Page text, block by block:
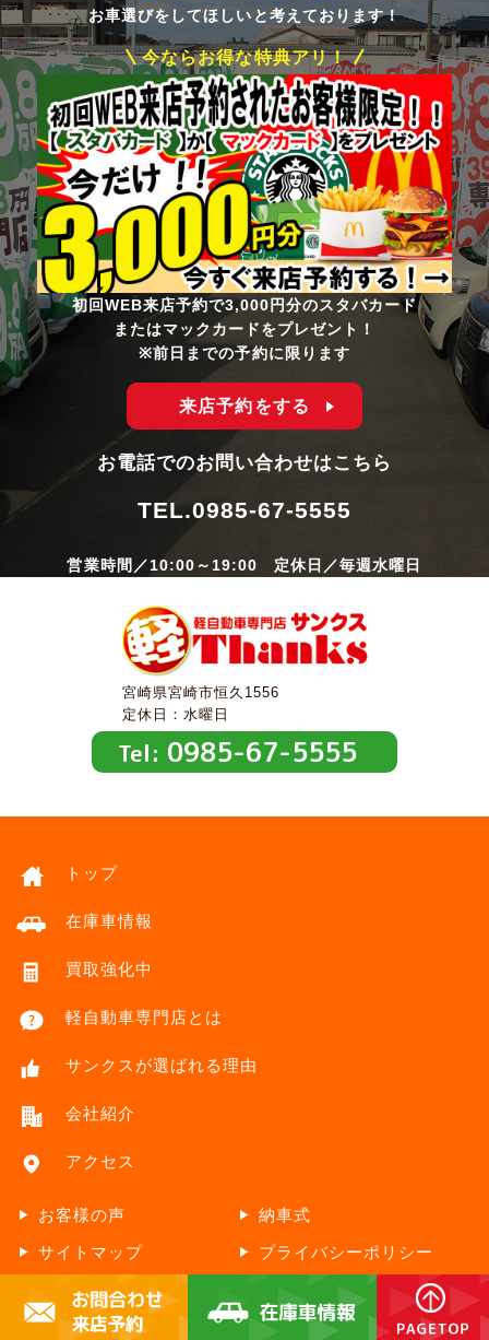
お車選びをしてほしいと考えております！
今ならお得な特典アリ！
初回WEB来店予約で3,000円分のスタバカード
またはマックカードをプレゼント！
※前日までの予約に限ります
来店予約をする
お電話でのお問い合わせはこちら
TEL.0985-67-5555
営業時間／10:00～19:00 定休日／毎週水曜日
宮崎県宮崎市恒久1556
定休日：水曜日
Tel: 0985-67-5555
トップ
在庫車情報
買取強化中
軽自動車専門店とは
サンクスが選ばれる理由
会社紹介
アクセス
お客様の声
納車式
サイトマップ
プライバシーポリシー
Copyright © thanks Co.,Ltd. All Rights Reserved. Designed byTratto
Brain.